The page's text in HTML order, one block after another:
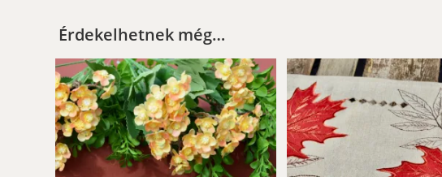
Érdekelhetnek még…